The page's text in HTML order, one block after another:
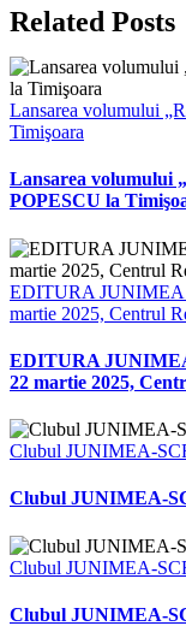
Related Posts
Lansarea volumului
Timişoara
Lansarea volumului
POPESCU la
EDITURA JUNIMEA
martie 2025, Centrul
EDITURA
22 martie 2025,
Clubul JUNIMEA-
Clubul JUNIMEA-
Clubul JUNIMEA-
Clubul JUNIMEA-